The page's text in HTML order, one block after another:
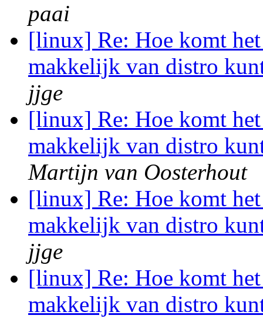
paai
[linux] Re: Hoe komt
makkelijk van distro
jjge
[linux] Re: Hoe komt
makkelijk van distro
Martijn van Oosterhout
[linux] Re: Hoe komt
makkelijk van distro
jjge
[linux] Re: Hoe komt
makkelijk van distro